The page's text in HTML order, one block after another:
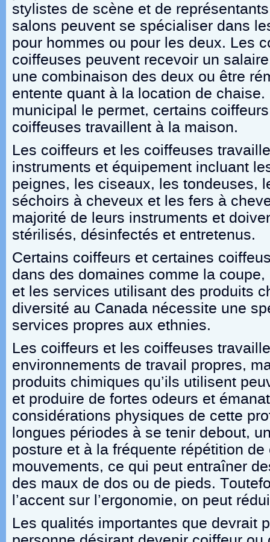
stylistes de scène et de
salons peuvent se spécialiser dans
pour hommes ou pour les deux. Les
coiffeuses peuvent recevoir un
une combinaison des deux ou être
entente quant à la location de chaise.
municipal le permet, certains
coiffeuses travaillent à la maison.
Les coiffeurs et les coiffeuses
instruments et équipement incluant
peignes, les ciseaux, les tondeuses,
séchoirs à cheveux et les fers à
majorité de leurs instruments et
stérilisés, désinfectés et entretenus.
Certains coiffeurs et certaines
dans des domaines comme la
et les services utilisant des produits
diversité au Canada nécessite une
services propres aux ethnies.
Les coiffeurs et les coiffeuses
environnements de travail propres,
produits chimiques qu’ils utilisent
et produire de fortes odeurs et
considérations physiques de cette
longues périodes à se tenir debout,
posture et à la fréquente répétition de
mouvements, ce qui peut entraîner
des maux de dos ou de pieds.
l’accent sur l’ergonomie, on peut
Les qualités importantes que devrait